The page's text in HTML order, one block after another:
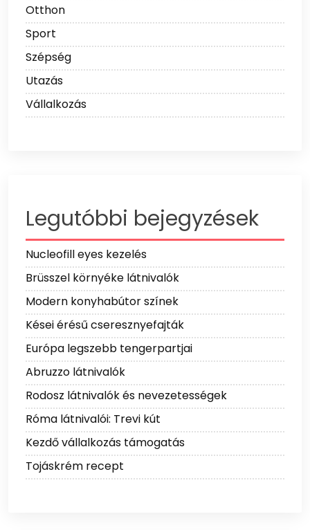
Otthon
Sport
Szépség
Utazás
Vállalkozás
Legutóbbi bejegyzések
Nucleofill eyes kezelés
Brüsszel környéke látnivalók
Modern konyhabútor színek
Kései érésű cseresznyefajták
Európa legszebb tengerpartjai
Abruzzo látnivalók
Rodosz látnivalók és nevezetességek
Róma látnivalói: Trevi kút
Kezdő vállalkozás támogatás
Tojáskrém recept